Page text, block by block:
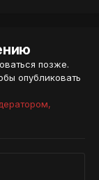
позже.
опубликовать